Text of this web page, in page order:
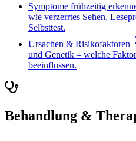
Symptome frühzeitig
wie verzerrtes Sehen,
Selbsttest.
Ursachen & Risikofaktoren
und Genetik – welche
beeinflussen.
Behandlung &